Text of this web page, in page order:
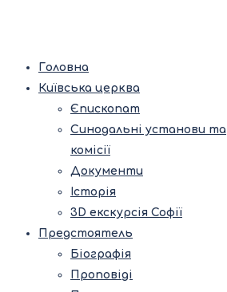
Головна
Київська церква
Єпископат
Синодальні установи та
комісії
Документи
Історія
3D екскурсія Софії
Предстоятель
Біографія
Проповіді